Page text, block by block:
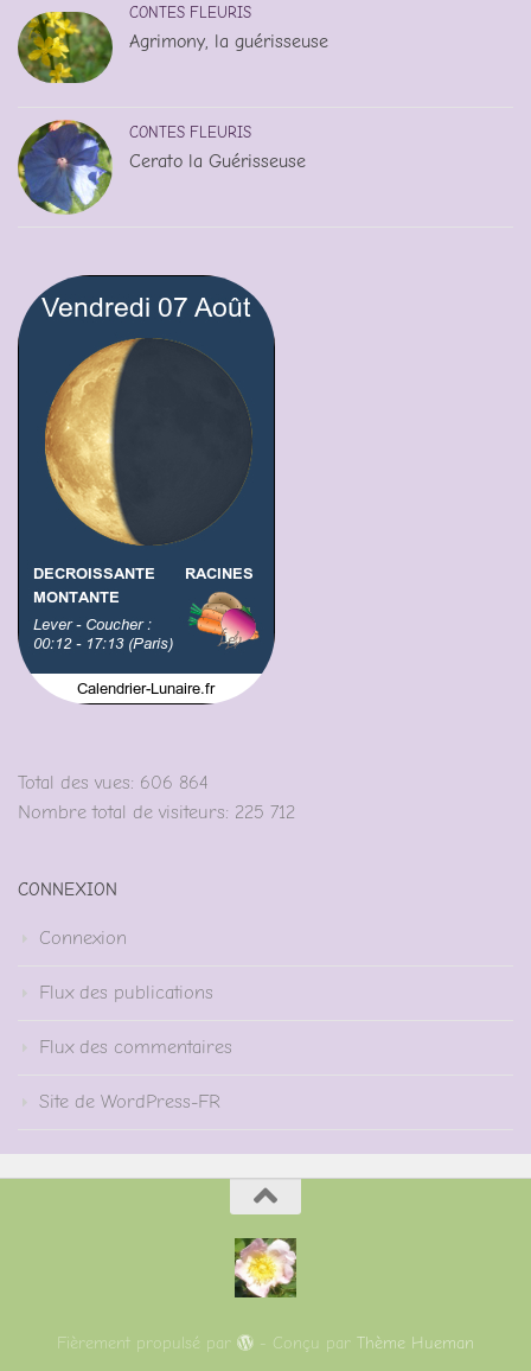
CONTES FLEURIS
Agrimony, la guérisseuse
CONTES FLEURIS
Cerato la Guérisseuse
Total des vues: 606 864
Nombre total de visiteurs: 225 712
CONNEXION
Connexion
Flux des publications
Flux des commentaires
Site de WordPress-FR
Fièrement propulsé par - Conçu par Thème Hueman